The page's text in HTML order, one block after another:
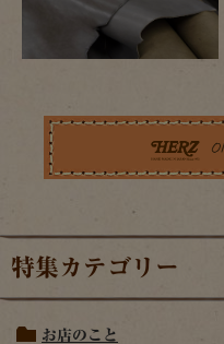
特集カテゴリー
お店のこと